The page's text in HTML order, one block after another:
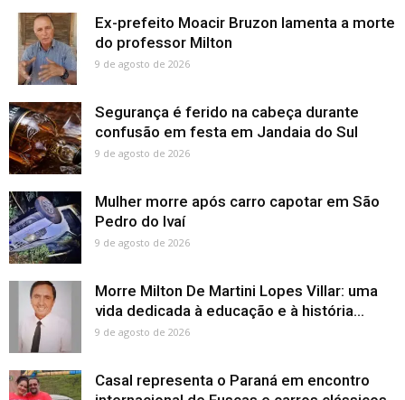
Ex-prefeito Moacir Bruzon lamenta a morte
do professor Milton
9 de agosto de 2026
Segurança é ferido na cabeça durante
confusão em festa em Jandaia do Sul
9 de agosto de 2026
Mulher morre após carro capotar em São
Pedro do Ivaí
9 de agosto de 2026
Morre Milton De Martini Lopes Villar: uma
vida dedicada à educação e à história...
9 de agosto de 2026
Casal representa o Paraná em encontro